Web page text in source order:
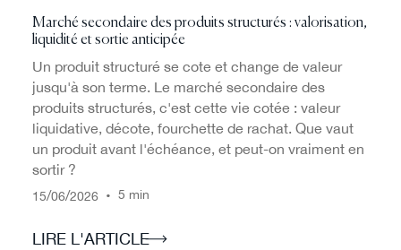
Marché secondaire des produits structurés : valorisation,
liquidité et sortie anticipée
Un produit structuré se cote et change de valeur
jusqu'à son terme. Le marché secondaire des
produits structurés, c'est cette vie cotée : valeur
liquidative, décote, fourchette de rachat. Que vaut
un produit avant l'échéance, et peut-on vraiment en
sortir ?
15/06/2026 • 5 min
LIRE L'ARTICLE